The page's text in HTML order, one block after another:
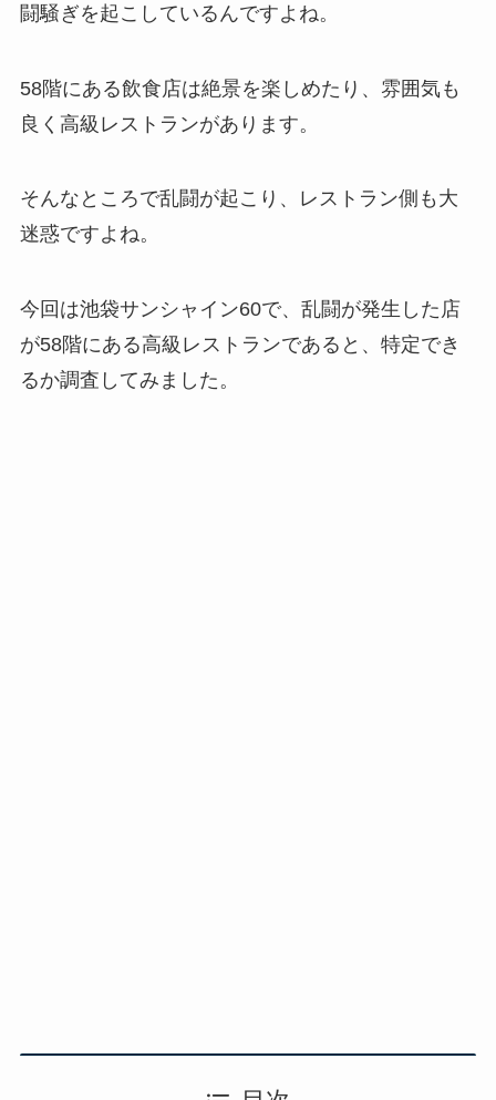
闘騒ぎを起こしているんですよね。
58階にある飲食店は絶景を楽しめたり、雰囲気も
良く高級レストランがあります。
そんなところで乱闘が起こり、レストラン側も大
迷惑ですよね。
今回は池袋サンシャイン60で、乱闘が発生した店
が58階にある高級レストランであると、特定でき
るか調査してみました。